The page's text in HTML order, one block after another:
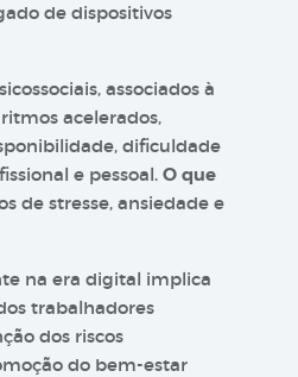
de dispositivos
associados à
acelerados,
dificuldade
e pessoal. O que
de stresse, ansiedade e
na era digital implica
trabalhadores
dos riscos
do bem-estar